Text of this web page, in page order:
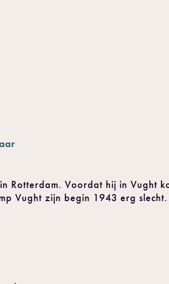
Rotterdam. Voordat hij in Vught
Vught zijn begin 1943 erg